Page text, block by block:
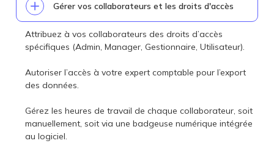
Gérer vos collaborateurs et les droits d'accès
Attribuez à vos collaborateurs des droits d’accès
spécifiques (Admin, Manager, Gestionnaire, Utilisateur).
Autoriser l’accès à votre expert comptable pour l’export
des données.
Gérez les heures de travail de chaque collaborateur, soit
manuellement, soit via une badgeuse numérique intégrée
au logiciel.